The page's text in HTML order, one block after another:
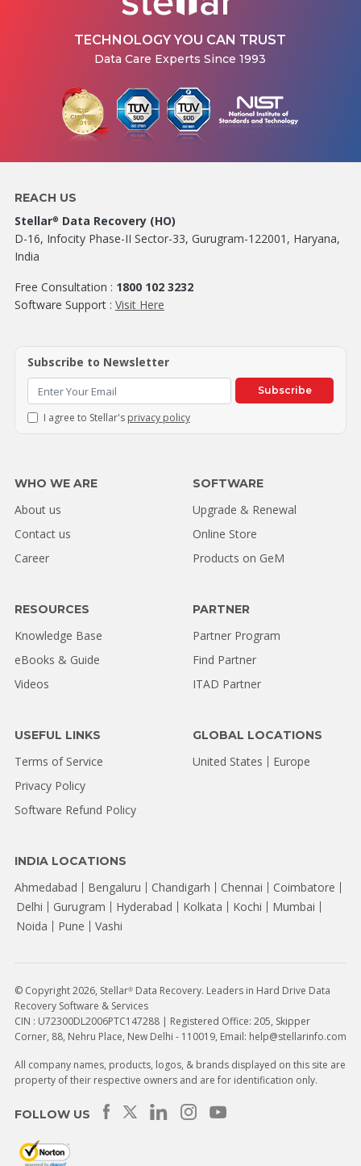
TECHNOLOGY YOU CAN TRUST
Data Care Experts Since 1993
REACH US
Stellar® Data Recovery (HO)
D-16, Infocity Phase-II Sector-33, Gurugram-122001, Haryana,
India
Free Consultation : 1800 102 3232
Software Support : Visit Here
Subscribe to Newsletter
Subscribe
I agree to Stellar's privacy policy
WHO WE ARE
About us
Contact us
Career
SOFTWARE
Upgrade & Renewal
Online Store
Products on GeM
RESOURCES
Knowledge Base
eBooks & Guide
Videos
PARTNER
Partner Program
Find Partner
ITAD Partner
USEFUL LINKS
Terms of Service
Privacy Policy
Software Refund Policy
INDIA LOCATIONS
Ahmedabad Bengaluru Chandigarh Chennai
Coimbatore
Delhi
Gurugram Hyderabad Kolkata Kochi
Mumbai
Noida
Pune Vashi
GLOBAL LOCATIONS
United States Europe
© Copyright 2026, Stellar®Data Recovery. Leaders in Hard Drive Data
Recovery Software & Services
CIN : U72300DL2006PTC147288 | Registered Office: 205, Skipper
Corner, 88, Nehru Place, New Delhi - 110019, Email: help@stellarinfo.com
All company names, products, logos, & brands displayed on this site are
property of their respective owners and are for identification only.
FOLLOW US